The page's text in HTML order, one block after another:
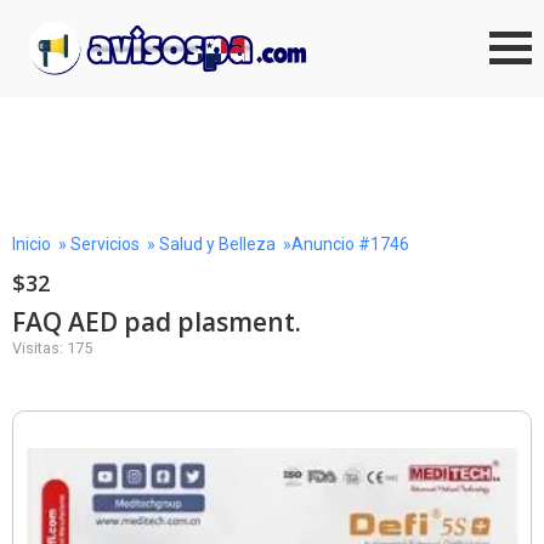
Inicio » Servicios » Salud y Belleza »Anuncio #1746
$32
FAQ AED pad plasment.
Visitas: 175